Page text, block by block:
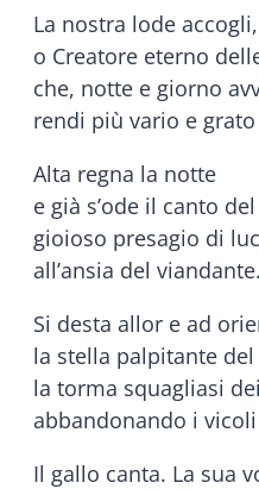
La nostra lode accogli,
o Creatore eterno
che, notte e giorno
rendi più vario e
Alta regna la notte
e già s’ode il canto
gioioso presagio di
all’ansia del viandante.
Si desta allor e ad
la stella palpitante
la torma squagliasi
abbandonando i
Il gallo canta. La sua